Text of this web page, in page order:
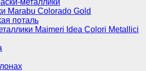
металлики
Marabu Colorado Gold
поталь
Maimeri Idea Colori Metallici